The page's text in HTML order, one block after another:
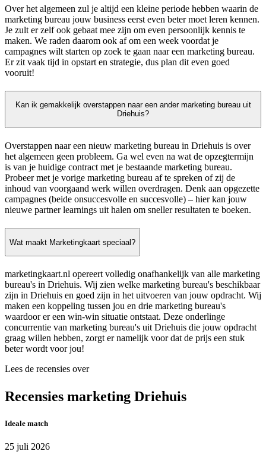
Over het algemeen zul je altijd een kleine periode hebben waarin de
marketing bureau jouw business eerst even beter moet leren kennen.
Je zult er zelf ook gebaat mee zijn om even persoonlijk kennis te
maken. We raden daarom ook af om een week voordat je
campagnes wilt starten op zoek te gaan naar een marketing bureau.
Er zit vaak tijd in opstart en strategie, dus plan dit even goed
vooruit!
Kan ik gemakkelijk overstappen naar een ander marketing bureau uit
Driehuis?
Overstappen naar een nieuw marketing bureau in Driehuis is over
het algemeen geen probleem. Ga wel even na wat de opzegtermijn
is van je huidige contract met je bestaande marketing bureau.
Probeer met je vorige marketing bureau af te spreken of zij de
inhoud van voorgaand werk willen overdragen. Denk aan opgezette
campagnes (beide onsuccesvolle en succesvolle) – hier kan jouw
nieuwe partner learnings uit halen om sneller resultaten te boeken.
Wat maakt Marketingkaart speciaal?
marketingkaart.nl opereert volledig onafhankelijk van alle marketing
bureau's in Driehuis. Wij zien welke marketing bureau's beschikbaar
zijn in Driehuis en goed zijn in het uitvoeren van jouw opdracht. Wij
maken een koppeling tussen jou en drie marketing bureau's
waardoor er een win-win situatie ontstaat. Deze onderlinge
concurrentie van marketing bureau's uit Driehuis die jouw opdracht
graag willen hebben, zorgt er namelijk voor dat de prijs een stuk
beter wordt voor jou!
Lees de recensies over
Recensies marketing Driehuis
Ideale match
25 juli 2026